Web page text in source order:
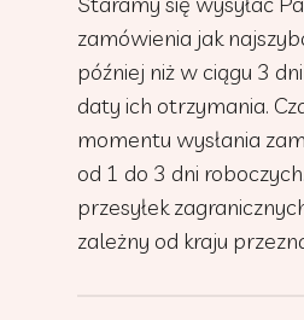
zamówienia jak
później niż w ciągu 3
daty ich otrzymania.
momentu wysłania
od 1 do 3 dni
przesyłek
zależny od kraju